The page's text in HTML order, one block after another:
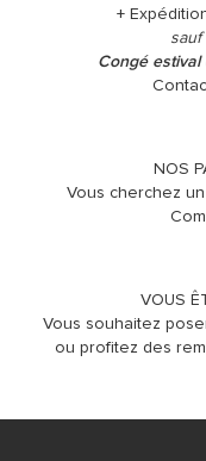
+
sauf
Congé
NOS
Vous cherchez
VOUS
Vous souhaitez
ou profitez des